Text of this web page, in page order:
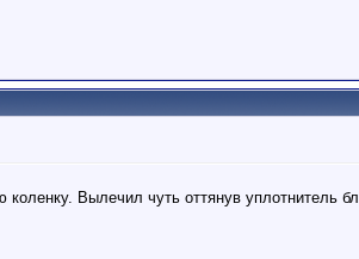
Вылечил чуть оттянув уплотнитель